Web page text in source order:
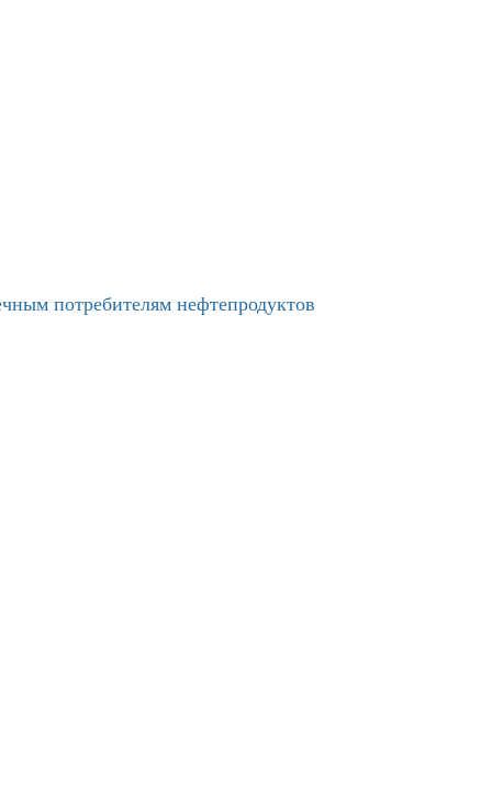
потребителям нефтепродуктов